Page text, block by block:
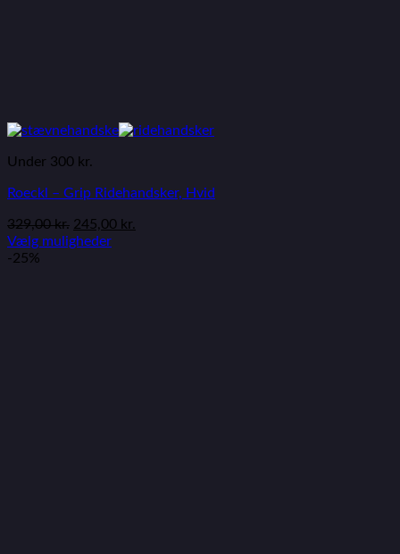
Under 300 kr.
Roeckl – Grip Ridehandsker, Hvid
329,00kr. 245,00 kr.
Vælg muligheder
-25%